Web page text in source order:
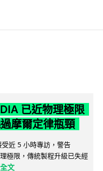
已近物理極限
摩爾定律瓶頸
近 5 小時專訪，警告
極限，傳統製程升級已失經
文